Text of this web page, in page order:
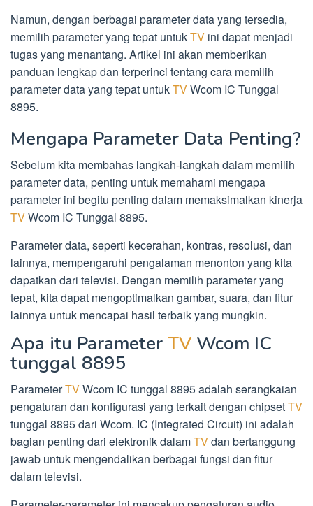
Namun, dengan berbagai parameter data yang tersedia,
memilih parameter yang tepat untukTV ini dapat menjadi
tugas yang menantang. Artikel ini akan memberikan
panduan lengkap dan terperinci tentang cara memilih
parameter data yang tepat untukTVWcom IC Tunggal
8895.
Mengapa Parameter Data Penting?
Sebelum kita membahas langkah-langkah dalam memilih
parameter data, penting untuk memahami mengapa
parameter ini begitu penting dalam memaksimalkan kinerja
TVWcom IC Tunggal 8895.
Parameter data, seperti kecerahan, kontras, resolusi, dan
lainnya, mempengaruhi pengalaman menonton yang kita
dapatkan dari televisi. Dengan memilih parameter yang
tepat, kita dapat mengoptimalkan gambar, suara, dan fitur
lainnya untuk mencapai hasil terbaik yang mungkin.
Apa itu Parameter TV Wcom IC
tunggal 8895
ParameterTVWcom IC tunggal 8895 adalah serangkaian
pengaturan dan konfigurasi yang terkait dengan chipsetTV
tunggal 8895 dari Wcom. IC (Integrated Circuit) ini adalah
bagian penting dari elektronik dalamTVdan bertanggung
jawab untuk mengendalikan berbagai fungsi dan fitur
dalam televisi.